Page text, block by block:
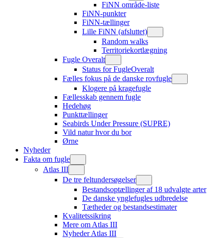
FiNN område-liste
FiNN-punkter
FiNN-tællinger
Lille FiNN (afsluttet)
Random walks
Territoriekortlægning
Fugle Overalt
Status for FugleOveralt
Fælles fokus på de danske rovfugle
Klogere på kragefugle
Fællesskab gennem fugle
Hedehøg
Punkttællinger
Seabirds Under Pressure (SUPRE)
Vild natur hvor du bor
Ørne
Nyheder
Fakta om fugle
Atlas III
De tre feltundersøgelser
Bestandsoptællinger af 18 udvalgte arter
De danske ynglefugles udbredelse
Tætheder og bestandsestimater
Kvalitetssikring
Mere om Atlas III
Nyheder Atlas III